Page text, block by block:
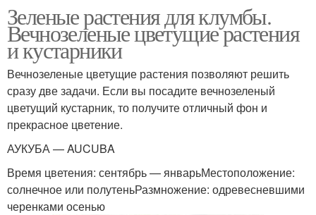
растения
Растения для
озеленения
Растения в
ландшафтном дизайне
Изгородь из
вечнозеленых растений
Растения для создания
Зеленые растения для клумбы.
Вечнозеленые цветущие растения
и кустарники
Вечнозеленые цветущие растения позволяют решить
сразу две задачи. Если вы посадите вечнозеленый
цветущий кустарник, то получите отличный фон и
прекрасное цветение.
АУКУБА — AUCUBA
Время цветения: сентябрь — январьМестоположение:
солнечное или полутеньРазмножение: одревесневшими
черенками осенью